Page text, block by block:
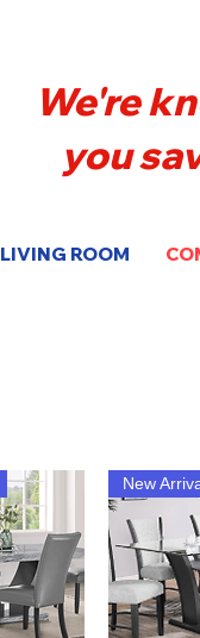
We're
you
LIVING ROOM
New